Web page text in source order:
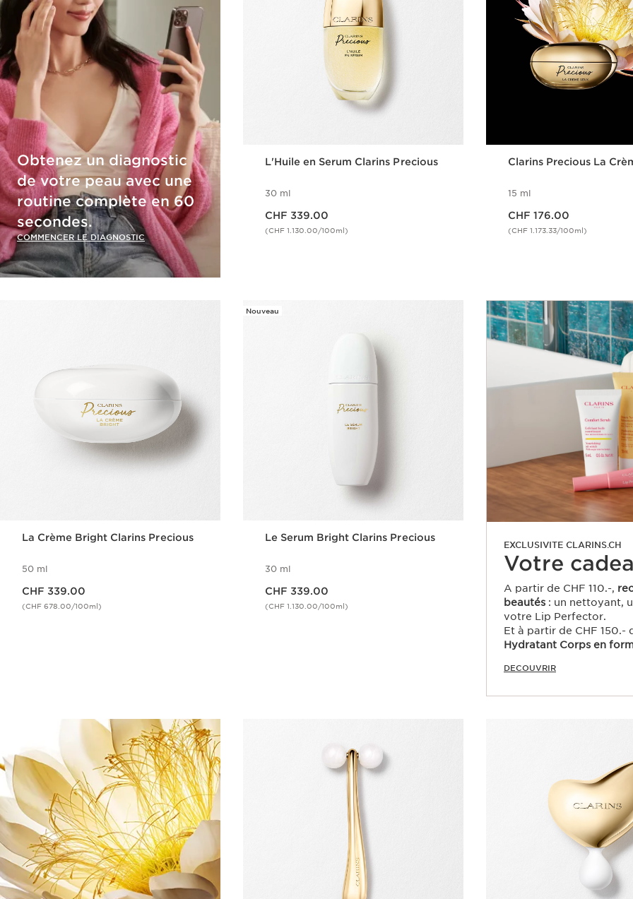
Obtenez un diagnostic
de votre peau avec une
routine complète en 60
secondes.
COMMENCER LE DIAGNOSTIC
L'Huile en Serum Clarins Precious
30 ml
CHF 339.00
(CHF 1.130.00/100ml)
Clarins Precious La
15 ml
CHF 176.00
(CHF 1.173.33/100ml)
La Crème Bright Clarins Precious
50 ml
CHF 339.00
(CHF 678.00/100ml)
Nouveau
Le Serum Bright Clarins Precious
30 ml
CHF 339.00
(CHF 1.130.00/100ml)
EXCLUSIVITE CLARINS.CH
Votre
A partir de CHF 110.-,
beautés : un nettoyant,
votre Lip Perfector.
Et à partir de CHF 150.-
Hydratant Corps en
DECOUVRIR